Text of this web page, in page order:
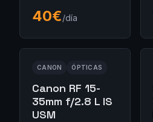
40€/día
CANON ÓPTICAS
Canon RF 15-
35mm f/2.8 L IS
USM